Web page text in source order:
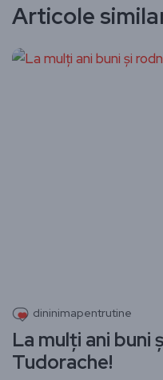
Articole
dininimapentrutine
La mulți ani buni
Tudorache!